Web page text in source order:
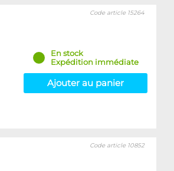
Code article 15264
En stock
Expédition immédiate
Ajouter au panier
Code article 10852